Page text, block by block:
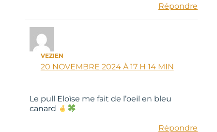
Répondre
VEZIEN
20 NOVEMBRE 2024 À 17 H 14 MIN
Le pull Eloïse me fait de l’oeil en bleu
canard
Répondre